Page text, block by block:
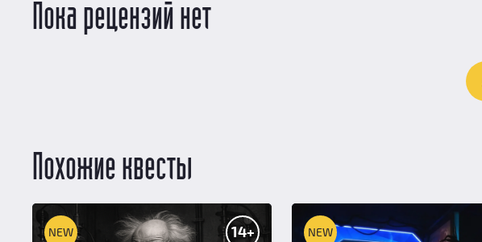
Пока рецензий нет
Похожие квесты
14+
NEW NEW